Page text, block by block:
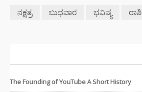
ನಕ್ಷತ್ರ ಬುಧವಾರ ಭವಿಷ್ಯ ರಾಶಿ
The Founding of YouTube A Short History